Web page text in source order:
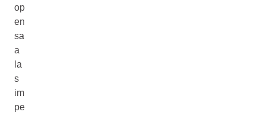
op
en
sa
a
la
s
im
pe